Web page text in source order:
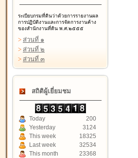
ระเบียบกรมที่ดินว่าด้วยการรายงานผล
การปฏิบัติงานและการจัดการงานค้าง
ของสำนักงานที่ดิน พ.ศ.๒๕๕๕
> ส่วนที่ ๑
> ส่วนที่ ๒
> ส่วนที่ ๓
สถิติผู้เยี่ยมชม
Today
200
Yesterday
3124
This week
18325
Last week
32534
This month
23368